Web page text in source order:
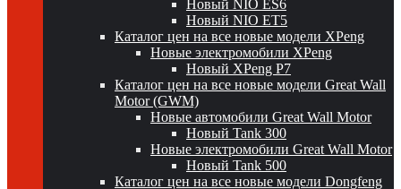
Новый NIO ES6
Новый NIO ET5
Каталог цен на все новые модели XPeng
Новые электромобили XPeng
Новый XPeng P7
Каталог цен на все новые модели Great Wall
Motor (GWM)
Новые автомобили Great Wall Motor
Новый Tank 300
Новые электромобили Great Wall Motor
Новый Tank 500
Каталог цен на все новые модели Dongfeng